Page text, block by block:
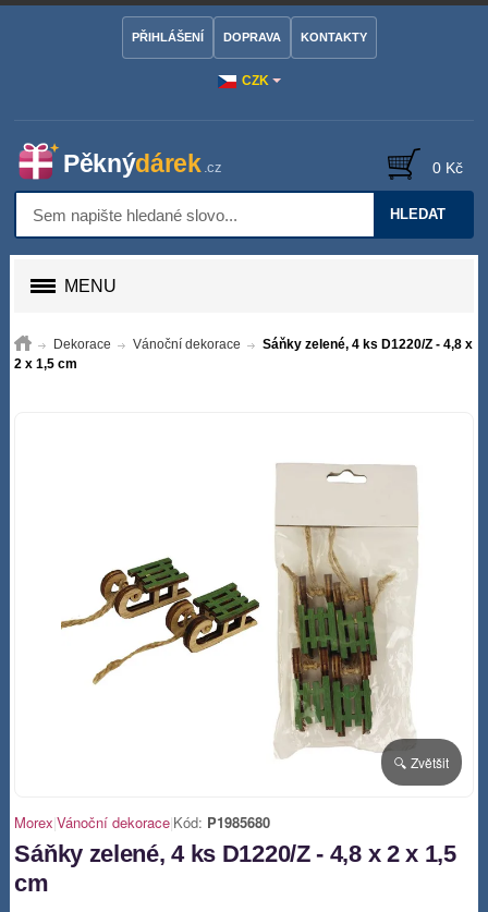
CZK
PŘIHLÁŠENÍ DOPRAVA KONTAKTY
HLEDAT
0 Kč
MENU
Dekorace Vánoční dekorace
Sáňky zelené, 4 ks D1220/Z - 4,8 x
2 x 1,5 cm
🔍 Zvětšit
Morex|Vánoční dekorace|Kód: P1985680
Sáňky zelené, 4 ks D1220/Z - 4,8 x 2 x 1,5
cm